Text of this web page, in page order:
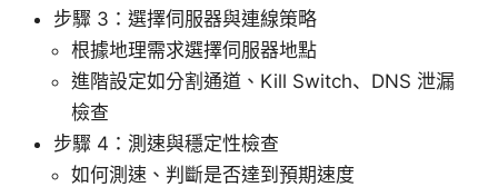
步驟 3：選擇伺服器與連線策略
根據地理需求選擇伺服器地點
進階設定如分割通道、Kill Switch、DNS 泄漏
檢查
步驟 4：測速與穩定性檢查
如何測速、判斷是否達到預期速度